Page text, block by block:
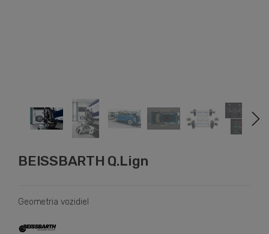
BEISSBARTH Q.Lign
Geometria vozidiel